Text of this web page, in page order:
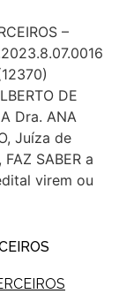
–
DE
Dra. ANA
Juíza de
SABER a
virem ou